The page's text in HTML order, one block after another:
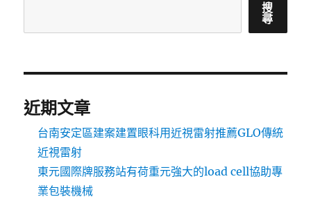
搜
尋
近期文章
台南安定區建案建置眼科用近視雷射推薦GLO傳統
近視雷射
東元國際牌服務站有荷重元強大的load cell協助專
業包裝機械